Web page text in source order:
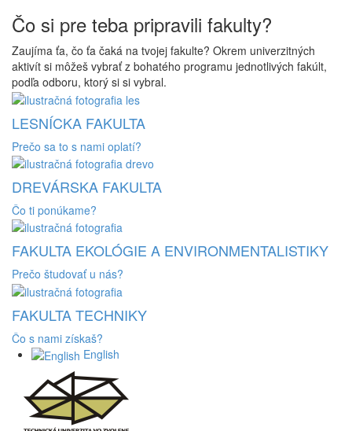
Čo si pre teba pripravili fakulty?
Zaujíma ťa, čo ťa čaká na tvojej fakulte? Okrem univerzitných
aktivít si môžeš vybrať z bohatého programu jednotlivých fakúlt,
podľa odboru, ktorý si si vybral.
LESNÍCKA FAKULTA
Prečo sa to s nami oplatí?
DREVÁRSKA FAKULTA
Čo ti ponúkame?
FAKULTA EKOLÓGIE A ENVIRONMENTALISTIKY
Prečo študovať u nás?
FAKULTA TECHNIKY
Čo s nami získaš?
English